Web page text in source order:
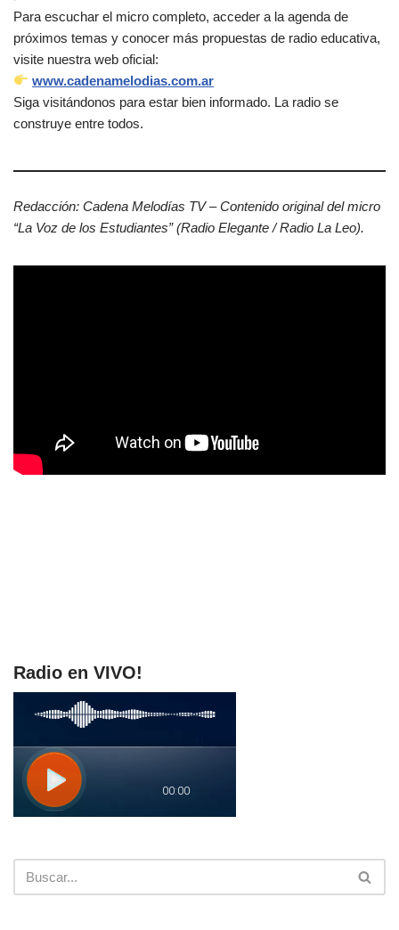
Para escuchar el micro completo, acceder a la agenda de
próximos temas y conocer más propuestas de radio educativa,
visite nuestra web oficial:
www.cadenamelodias.com.ar
Siga visitándonos para estar bien informado. La radio se
construye entre todos.
Redacción: Cadena Melodías TV – Contenido original del micro
“La Voz de los Estudiantes” (Radio Elegante / Radio La Leo).
Radio en VIVO!